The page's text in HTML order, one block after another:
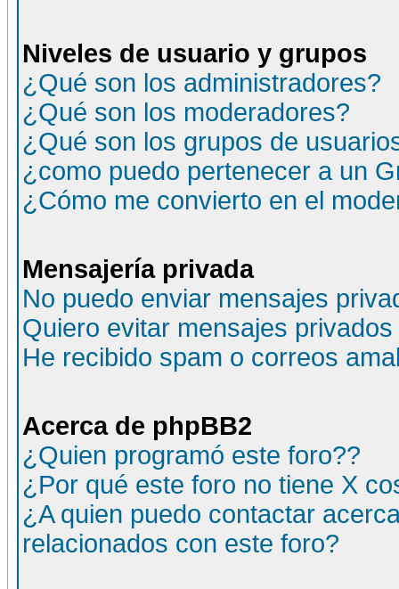
Niveles de usuario y grupos
¿Qué son los administradores?
¿Qué son los moderadores?
¿Qué son los grupos de
¿como puedo pertenecer a un
¿Cómo me convierto en el
Mensajería privada
No puedo enviar mensajes
Quiero evitar mensajes
He recibido spam o correos
Acerca de phpBB2
¿Quien programó este foro??
¿Por qué este foro no tiene X
¿A quien puedo contactar
relacionados con este foro?